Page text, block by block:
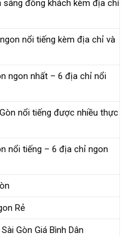
sáng đông khách kèm địa chỉ
nổi tiếng kèm địa chỉ và
ngon nhất – 6 địa chỉ nổi
nổi tiếng được nhiều thực
nổi tiếng – 6 địa chỉ ngon
Rẻ
Gòn Giá Bình Dân